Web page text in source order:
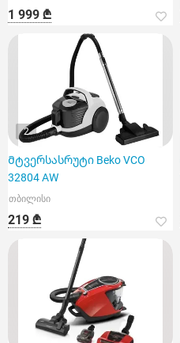
1 999 ₾
2
Მტვერსასრუტი Beko VCO
32804 AW
თბილისი
219 ₾